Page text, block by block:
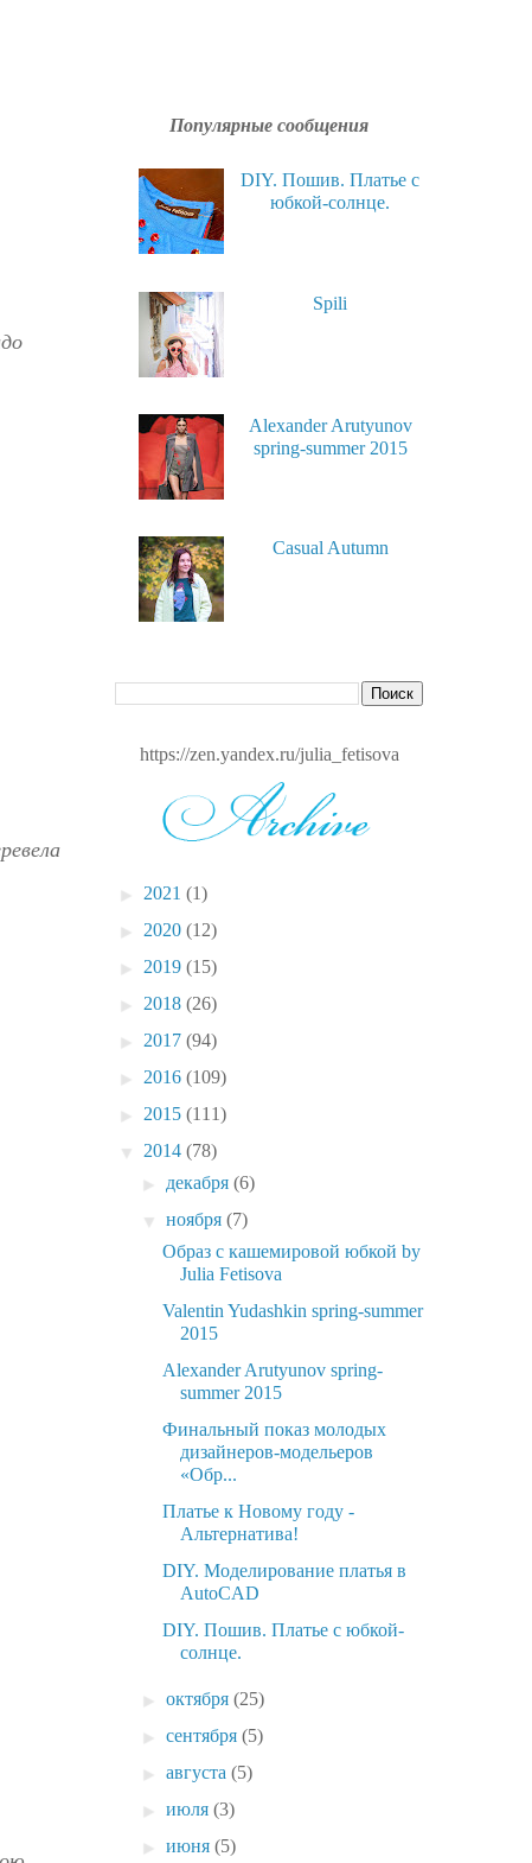
Популярные сообщения
DIY. Пошив. Платье с
юбкой-солнце.
Spili
Alexander Arutyunov
spring-summer 2015
Casual Autumn
https://zen.yandex.ru/julia_fetisova
► 2021 (1)
► 2020 (12)
► 2019 (15)
► 2018 (26)
► 2017 (94)
► 2016 (109)
► 2015 (111)
▼ 2014 (78)
► декабря(6)
▼ноября(7)
Образ с кашемировой юбкой by
Julia Fetisova
Valentin Yudashkin spring-summer
2015
Alexander Arutyunov spring-
summer 2015
Финальный показ молодых
дизайнеров-модельеров
«Обр...
Платье к Новому году -
Альтернатива!
DIY. Моделирование платья в
AutoCAD
DIY. Пошив. Платье с юбкой-
солнце.
►октября(25)
►сентября(5)
►августа(5)
►июля(3)
►июня(5)